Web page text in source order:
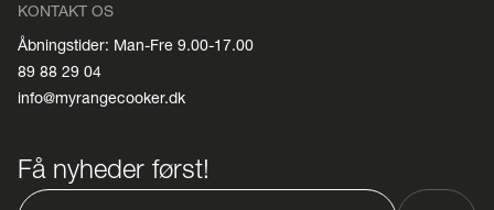
KONTAKT OS
Åbningstider: Man-Fre 9.00-17.00
89 88 29 04
info@myrangecooker.dk
Få nyheder først!